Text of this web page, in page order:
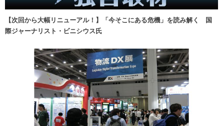
【次回から大幅リニューアル！】「今そこにある危機」を読み解く 国
際ジャーナリスト・ビニシウス氏